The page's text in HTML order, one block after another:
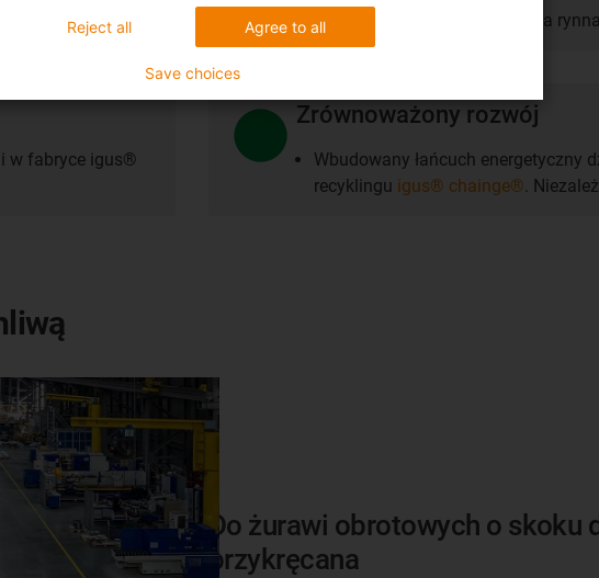
Nie jest wymagana dodatkowa
w fabryce igus®
Zrównoważony rozwój
Wbudowany łańcuch energetyczny
recyklingu igus® chainge® .
Do żurawi obrotowych o skoku
przykręcana
Agree to all
Reject all
Save choices